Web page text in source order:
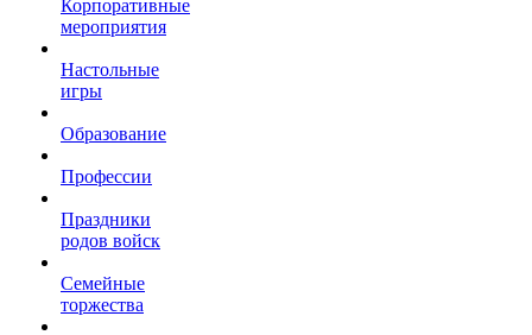
Корпоративные
мероприятия
Настольные
игры
Образование
Профессии
Праздники
родов войск
Семейные
торжества